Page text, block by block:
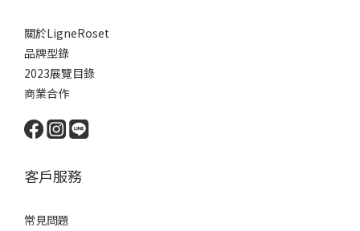
關於LigneRoset
品牌型錄
2023展覽目錄
商業合作
客戶服務
常見問題